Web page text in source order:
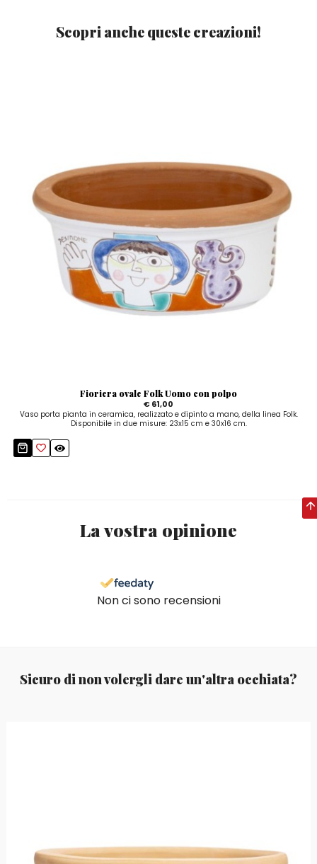
Scopri anche queste creazioni!
Fioriera ovale Folk Uomo con polpo
€ 61,00
Vaso porta pianta in ceramica, realizzato e dipinto a mano, della linea Folk.
Disponibile in due misure: 23x15 cm e 30x16 cm.
La vostra opinione
Non ci sono recensioni
Sicuro di non volergli dare un'altra occhiata?